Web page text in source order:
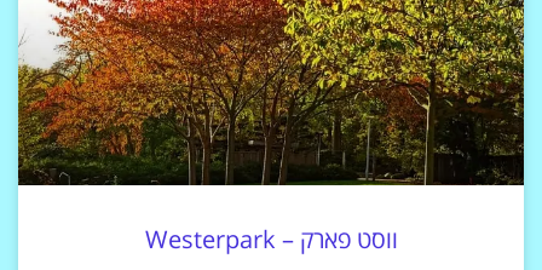
ווסט פארק – Westerpark